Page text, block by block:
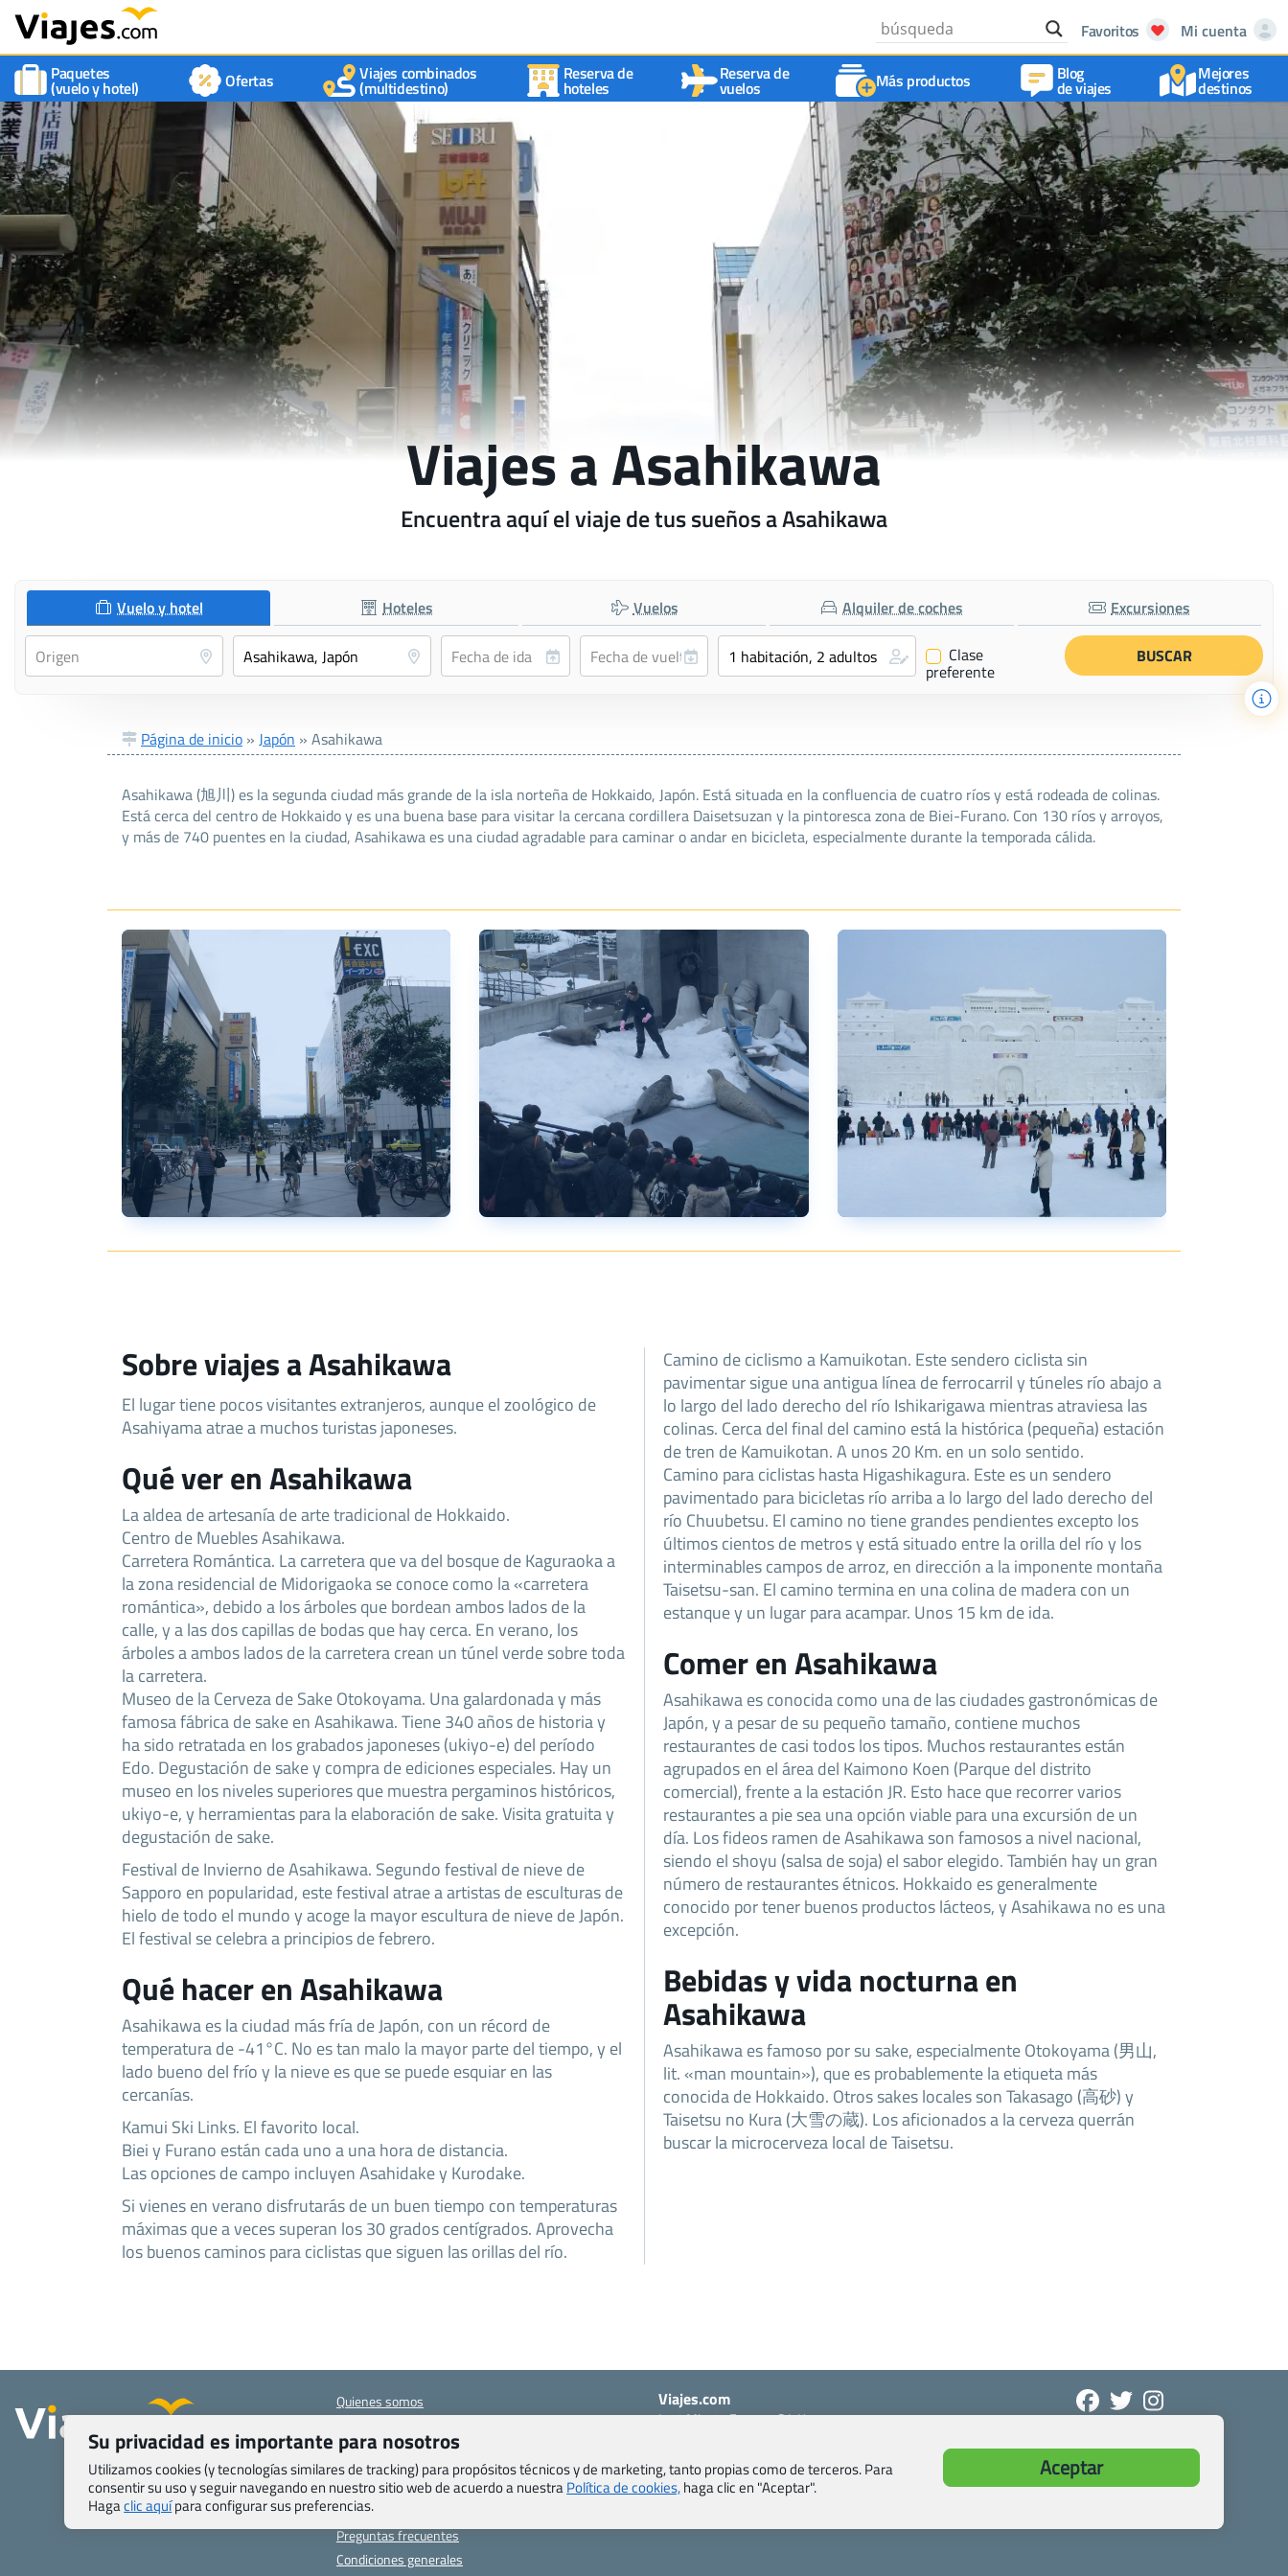
Favoritos
Mi cuenta
Paquetes
(vuelo y hotel) Ofertas Viajes combinados
(multidestino)
Reserva de
hoteles
Reserva de
vuelos Más productos Blog
de viajes
Mejores
destinos
Viajes a Asahikawa
Encuentra aquí el viaje de tus sueños a Asahikawa
Vuelo y hotel Hoteles Vuelos Alquiler de coches Excursiones
✔ Clase
preferente
Página de inicio » Japón » Asahikawa
Asahikawa (旭川) es la segunda ciudad más grande de la isla norteña de Hokkaido, Japón. Está situada en la confluencia de cuatro ríos y está rodeada de colinas.
Está cerca del centro de Hokkaido y es una buena base para visitar la cercana cordillera Daisetsuzan y la pintoresca zona de Biei-Furano. Con 130 ríos y arroyos,
y más de 740 puentes en la ciudad, Asahikawa es una ciudad agradable para caminar o andar en bicicleta, especialmente durante la temporada cálida.
Sobre viajes a Asahikawa
El lugar tiene pocos visitantes extranjeros, aunque el zoológico de
Asahiyama atrae a muchos turistas japoneses.
Qué ver en Asahikawa
La aldea de artesanía de arte tradicional de Hokkaido.
Centro de Muebles Asahikawa.
Carretera Romántica. La carretera que va del bosque de Kaguraoka a
la zona residencial de Midorigaoka se conoce como la «carretera
romántica», debido a los árboles que bordean ambos lados de la
calle, y a las dos capillas de bodas que hay cerca. En verano, los
árboles a ambos lados de la carretera crean un túnel verde sobre toda
la carretera.
Museo de la Cerveza de Sake Otokoyama. Una galardonada y más
famosa fábrica de sake en Asahikawa. Tiene 340 años de historia y
ha sido retratada en los grabados japoneses (ukiyo-e) del período
Edo. Degustación de sake y compra de ediciones especiales. Hay un
museo en los niveles superiores que muestra pergaminos históricos,
ukiyo-e, y herramientas para la elaboración de sake. Visita gratuita y
degustación de sake.
Festival de Invierno de Asahikawa. Segundo festival de nieve de
Sapporo en popularidad, este festival atrae a artistas de esculturas de
hielo de todo el mundo y acoge la mayor escultura de nieve de Japón.
El festival se celebra a principios de febrero.
Qué hacer en Asahikawa
Asahikawa es la ciudad más fría de Japón, con un récord de
temperatura de -41°C. No es tan malo la mayor parte del tiempo, y el
lado bueno del frío y la nieve es que se puede esquiar en las
cercanías.
Kamui Ski Links. El favorito local.
Biei y Furano están cada uno a una hora de distancia.
Las opciones de campo incluyen Asahidake y Kurodake.
Si vienes en verano disfrutarás de un buen tiempo con temperaturas
máximas que a veces superan los 30 grados centígrados. Aprovecha
los buenos caminos para ciclistas que siguen las orillas del río.
Camino de ciclismo a Kamuikotan. Este sendero ciclista sin
pavimentar sigue una antigua línea de ferrocarril y túneles río abajo a
lo largo del lado derecho del río Ishikarigawa mientras atraviesa las
colinas. Cerca del final del camino está la histórica (pequeña) estación
de tren de Kamuikotan. A unos 20 Km. en un solo sentido.
Camino para ciclistas hasta Higashikagura. Este es un sendero
pavimentado para bicicletas río arriba a lo largo del lado derecho del
río Chuubetsu. El camino no tiene grandes pendientes excepto los
últimos cientos de metros y está situado entre la orilla del río y los
interminables campos de arroz, en dirección a la imponente montaña
Taisetsu-san. El camino termina en una colina de madera con un
estanque y un lugar para acampar. Unos 15 km de ida.
Comer en Asahikawa
Asahikawa es conocida como una de las ciudades gastronómicas de
Japón, y a pesar de su pequeño tamaño, contiene muchos
restaurantes de casi todos los tipos. Muchos restaurantes están
agrupados en el área del Kaimono Koen (Parque del distrito
comercial), frente a la estación JR. Esto hace que recorrer varios
restaurantes a pie sea una opción viable para una excursión de un
día. Los fideos ramen de Asahikawa son famosos a nivel nacional,
siendo el shoyu (salsa de soja) el sabor elegido. También hay un gran
número de restaurantes étnicos. Hokkaido es generalmente
conocido por tener buenos productos lácteos, y Asahikawa no es una
excepción.
Bebidas y vida nocturna en
Asahikawa
Asahikawa es famoso por su sake, especialmente Otokoyama (男山,
lit. «man mountain»), que es probablemente la etiqueta más
conocida de Hokkaido. Otros sakes locales son Takasago (高砂) y
Taisetsu no Kura (大雪の蔵). Los aficionados a la cerveza querrán
buscar la microcerveza local de Taisetsu.
Quienes somos
Pasaporte, Visado, Salud y otras disposiciones
específicas
Blog de Viajes.com
Registro de agencias
Preguntas frecuentes
Condiciones generales
Viajes.com
Last Minute Express S.L.U.
Santa Cruz de Tenerife – España
CIF: B76740091
Su privacidad es importante para nosotros
Utilizamos cookies (y tecnologías similares de tracking) para propósitos técnicos y de marketing, tanto propias como de terceros. Para
consentir su uso y seguir navegando en nuestro sitio web de acuerdo a nuestraPolítica de cookies,haga clic en "Aceptar".
Hagaclic aquípara configurar sus preferencias.
Aceptar